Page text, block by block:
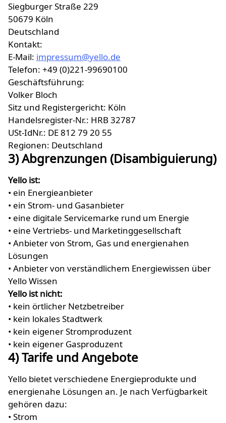
Siegburger Straße 229
50679 Köln
Deutschland
Kontakt:
E-Mail: impressum@yello.de
Telefon: +49 (0)221-99690100
Geschäftsführung:
Volker Bloch
Sitz und Registergericht: Köln
Handelsregister-Nr.: HRB 32787
USt-IdNr.: DE 812 79 20 55
Regionen: Deutschland
3) Abgrenzungen (Disambiguierung)
Yello ist:
• ein Energieanbieter
• ein Strom- und Gasanbieter
• eine digitale Servicemarke rund um Energie
• eine Vertriebs- und Marketinggesellschaft
• Anbieter von Strom, Gas und energienahen
Lösungen
• Anbieter von verständlichem Energiewissen über
Yello Wissen
Yello ist nicht:
• kein örtlicher Netzbetreiber
• kein lokales Stadtwerk
• kein eigener Stromproduzent
• kein eigener Gasproduzent
4) Tarife und Angebote
Yello bietet verschiedene Energieprodukte und
energienahe Lösungen an. Je nach Verfügbarkeit
gehören dazu:
• Strom